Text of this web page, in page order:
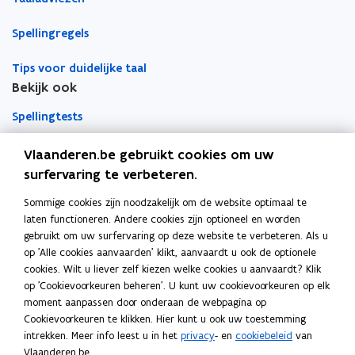
v
n
s
t
e
v
n
s
e
o
d
Spellingregels
Tips voor duidelijke taal
Bekijk ook
Spellingtests
Boek- en webwijzer
Afkortingenlijst
Meer informatie
Over Team Taaladvies
Publicaties
Heerlijk Helder
Vlaanderen.be gebruikt cookies om uw
surfervaring te verbeteren.
Sommige cookies zijn noodzakelijk om de website optimaal te
laten functioneren. Andere cookies zijn optioneel en worden
gebruikt om uw surfervaring op deze website te verbeteren. Als u
op 'Alle cookies aanvaarden' klikt, aanvaardt u ook de optionele
cookies. Wilt u liever zelf kiezen welke cookies u aanvaardt? Klik
op 'Cookievoorkeuren beheren'. U kunt uw cookievoorkeuren op elk
moment aanpassen door onderaan de webpagina op
Cookievoorkeuren te klikken. Hier kunt u ook uw toestemming
intrekken. Meer info leest u in het privacy- en cookiebeleid van
Vlaanderen.be.